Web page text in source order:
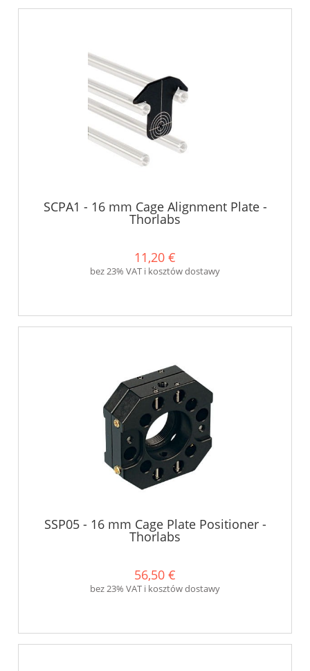
SCPA1 - 16 mm Cage Alignment Plate -
Thorlabs
11,20 €
bez 23% VAT i kosztów dostawy
SSP05 - 16 mm Cage Plate Positioner -
Thorlabs
56,50 €
bez 23% VAT i kosztów dostawy